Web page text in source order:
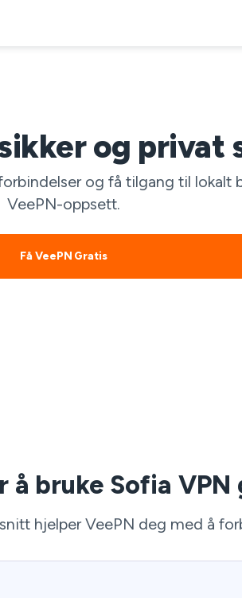
og privat
og få tilgang til lokalt
VeePN-oppsett.
Få VeePN Gratis
å bruke Sofia VPN
hjelper VeePN deg med å